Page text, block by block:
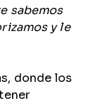
sabemos
y le
donde los